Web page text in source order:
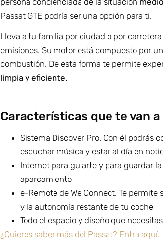
Passat GTE podría ser una opción para ti.
Lleva a tu familia por ciudad o por
emisiones. Su motor está compuesto por
combustión. De esta forma te permite
limpia y eficiente.
Características que te van
Sistema Discover Pro. Con él podrás
escuchar música y estar al día en
Internet para guiarte y para guardar
aparcamiento
e-Remote de We Connect. Te permite
y la autonomía restante de tu coche
Todo el espacio y diseño que necesitas
¿Quieres saber más del Passat? Entra aquí.